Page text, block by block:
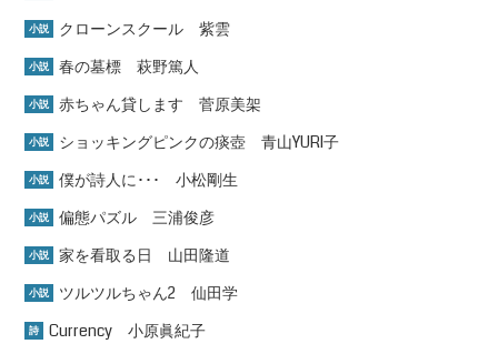
小説 クローンスクール 紫雲
小説 春の墓標 萩野篤人
小説 赤ちゃん貸します 菅原美架
小説 ショッキングピンクの痰壺 青山YURI子
小説 僕が詩人に･･･ 小松剛生
小説 偏態パズル 三浦俊彦
小説 家を看取る日 山田隆道
小説 ツルツルちゃん2 仙田学
詩 Currency 小原眞紀子